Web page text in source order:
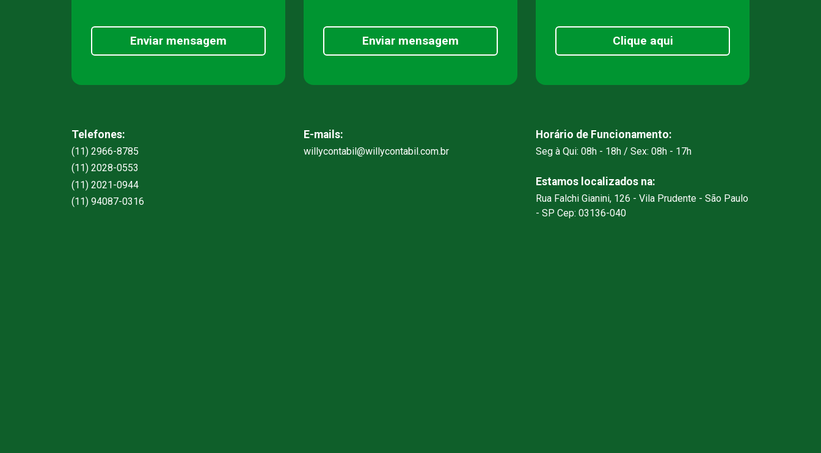
Enviar mensagem Enviar mensagem Clique aqui
Telefones:
(11) 2966-8785
(11) 2028-0553
(11) 2021-0944
(11) 94087-0316
E-mails:
willycontabil@willycontabil.com.br
Horário de Funcionamento:
Seg à Qui: 08h - 18h / Sex: 08h - 17h
Estamos localizados na:
Rua Falchi Gianini, 126 - Vila Prudente - São Paulo
- SP Cep: 03136-040